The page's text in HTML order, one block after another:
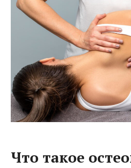
Что такое